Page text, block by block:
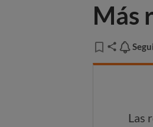
Más
Seguir
Las